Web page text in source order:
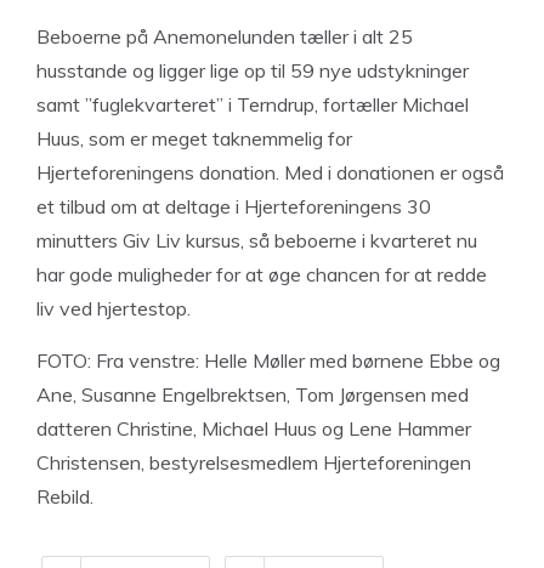
Beboerne på Anemonelunden tæller i alt 25
husstande og ligger lige op til 59 nye udstykninger
samt ”fuglekvarteret” i Terndrup, fortæller Michael
Huus, som er meget taknemmelig for
Hjerteforeningens donation. Med i donationen er også
et tilbud om at deltage i Hjerteforeningens 30
minutters Giv Liv kursus, så beboerne i kvarteret nu
har gode muligheder for at øge chancen for at redde
liv ved hjertestop.
FOTO: Fra venstre: Helle Møller med børnene Ebbe og
Ane, Susanne Engelbrektsen, Tom Jørgensen med
datteren Christine, Michael Huus og Lene Hammer
Christensen, bestyrelsesmedlem Hjerteforeningen
Rebild.